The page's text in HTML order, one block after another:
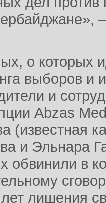
о которых
выборов и
и
Abzas
(известная
и Эльнара
в
лет лишения